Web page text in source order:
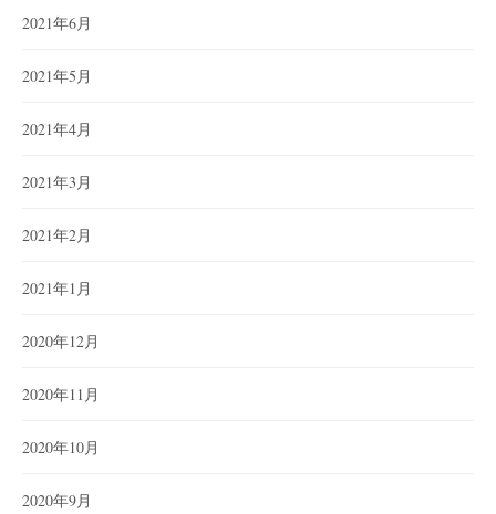
2021年6月
2021年5月
2021年4月
2021年3月
2021年2月
2021年1月
2020年12月
2020年11月
2020年10月
2020年9月